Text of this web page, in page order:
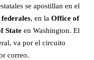
se apostillan en el
federales, en la Office of
State en Washington. El
va por el circuito
correo.